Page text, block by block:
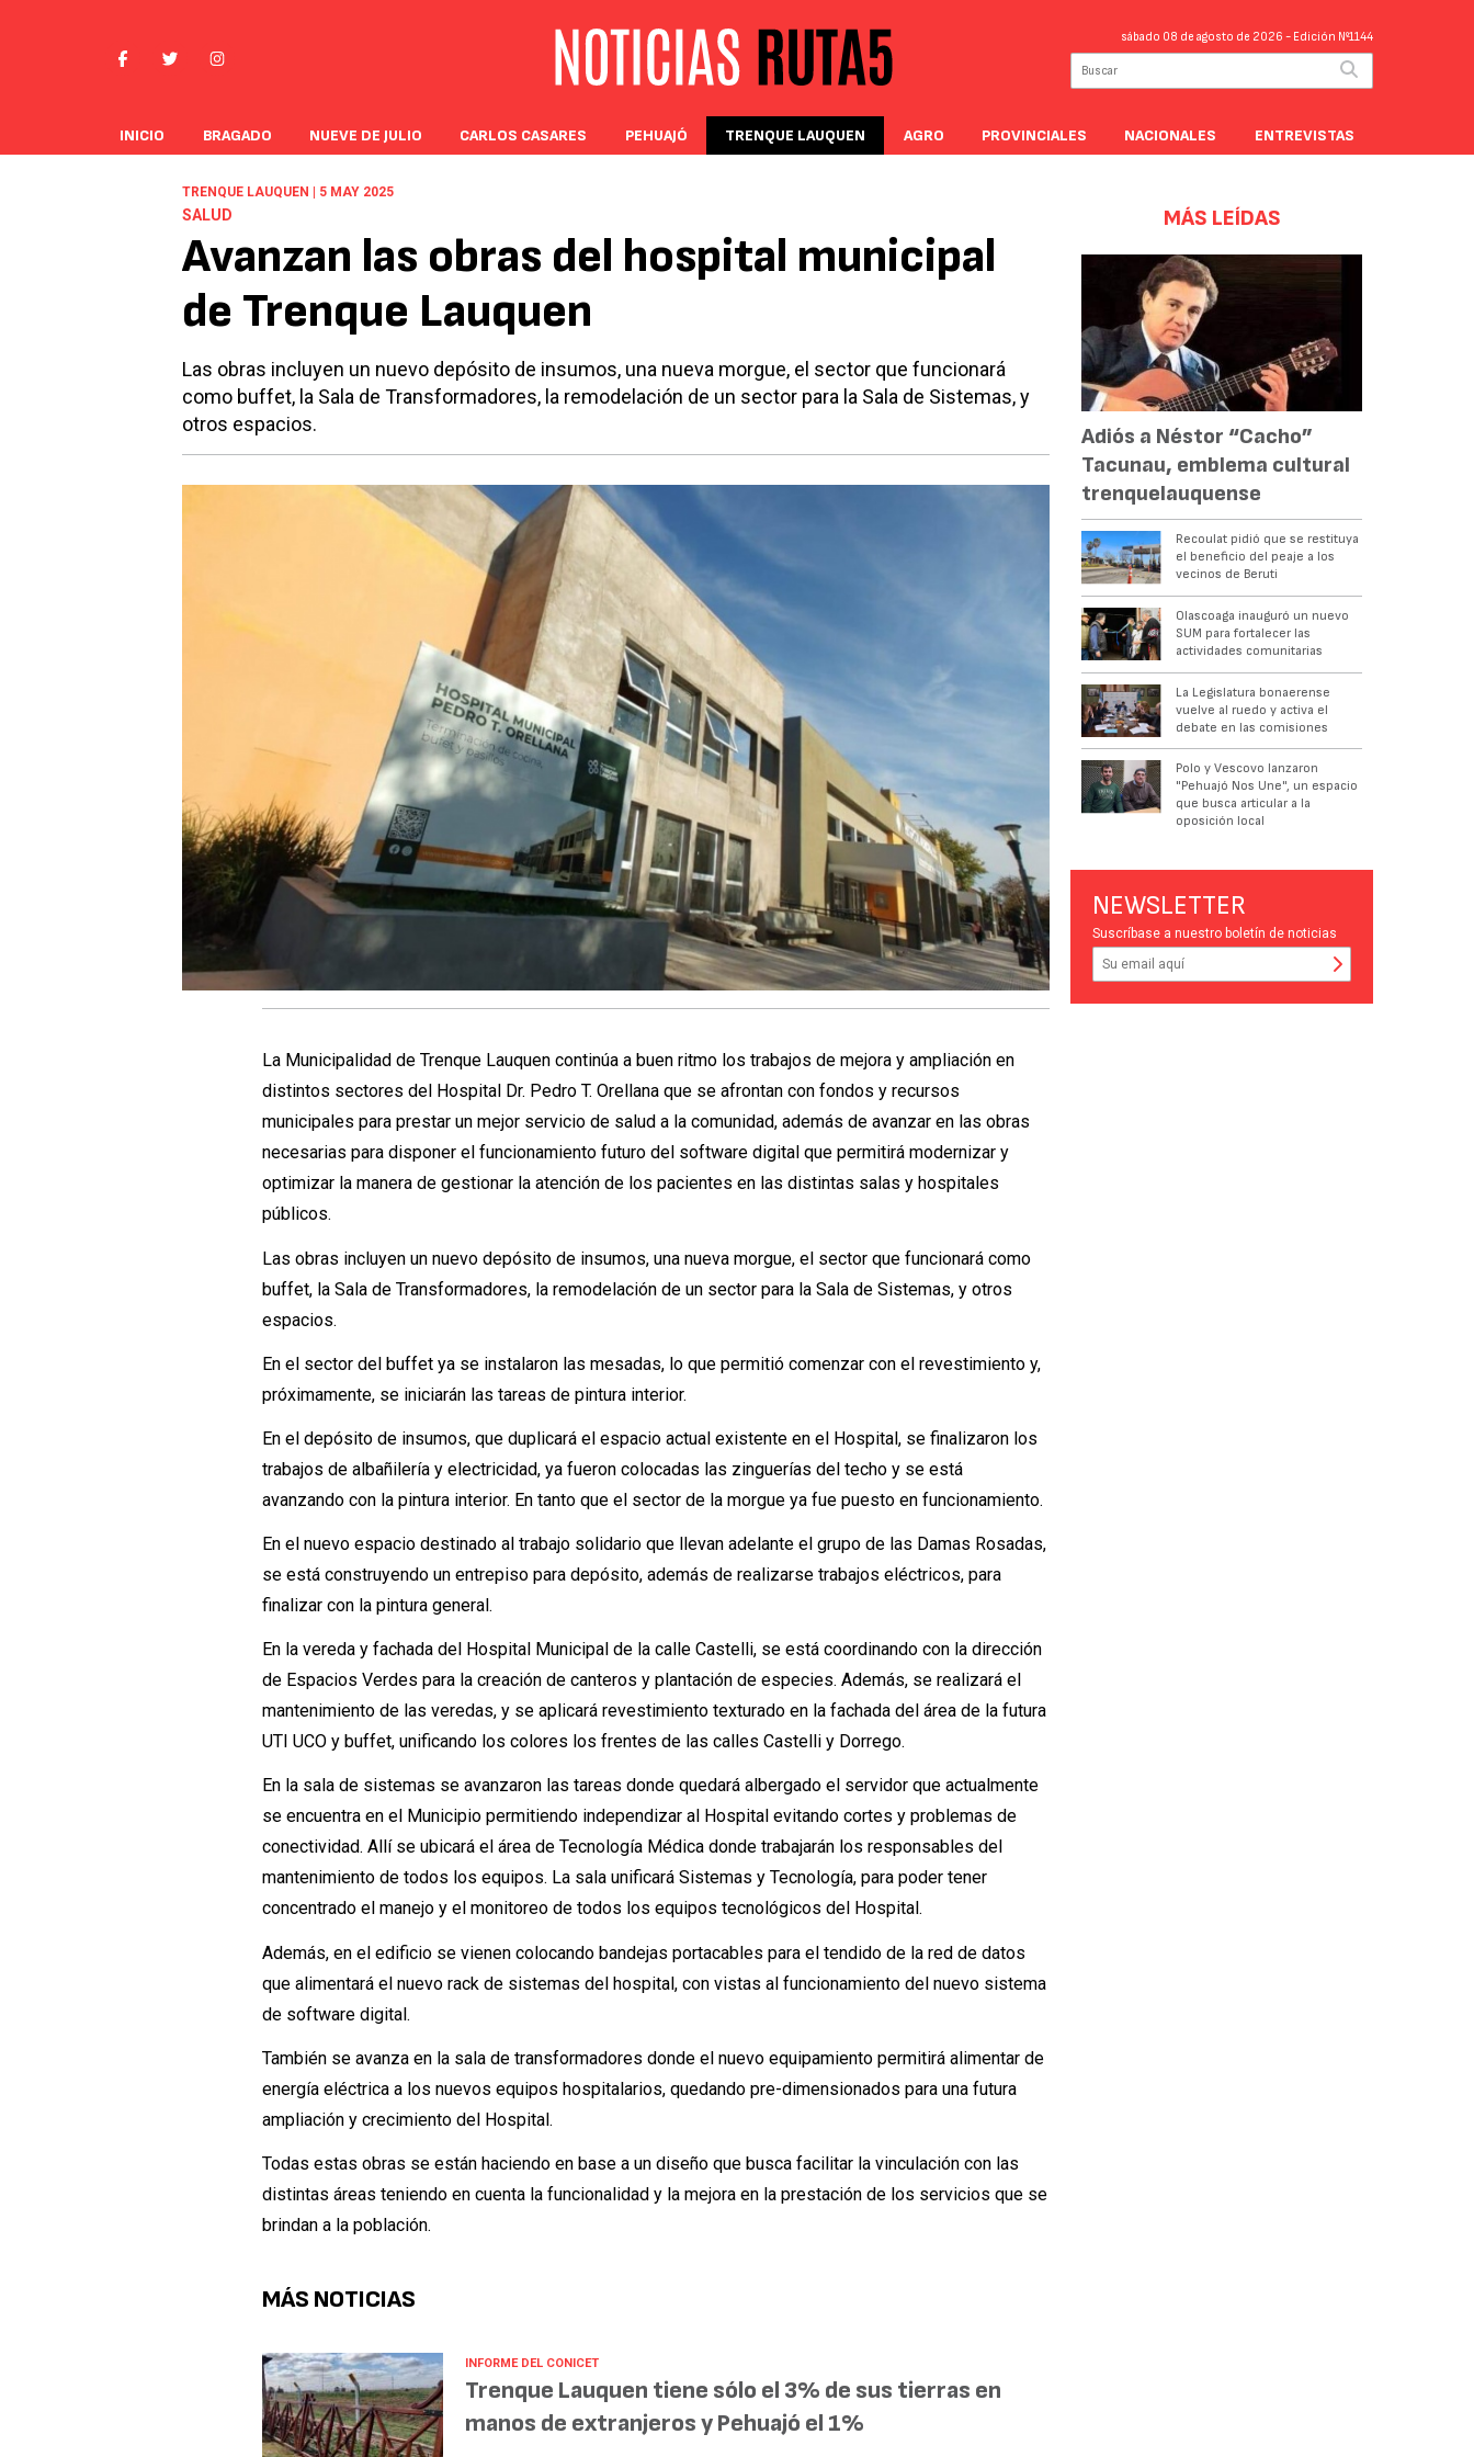
sábado 08 de agosto de 2026 - Edición Nº1144
INICIO BRAGADO NUEVE DE JULIO CARLOS CASARES PEHUAJÓ TRENQUE LAUQUEN AGRO PROVINCIALES NACIONALES ENTREVISTAS
TRENQUE LAUQUEN | 5 MAY 2025
SALUD
Avanzan las obras del hospital municipal
de Trenque Lauquen
Las obras incluyen un nuevo depósito de insumos, una nueva morgue, el sector que funcionará
como buffet, la Sala de Transformadores, la remodelación de un sector para la Sala de Sistemas, y
otros espacios.
La Municipalidad de Trenque Lauquen continúa a buen ritmo los trabajos de mejora y ampliación en
distintos sectores del Hospital Dr. Pedro T. Orellana que se afrontan con fondos y recursos
municipales para prestar un mejor servicio de salud a la comunidad, además de avanzar en las obras
necesarias para disponer el funcionamiento futuro del software digital que permitirá modernizar y
optimizar la manera de gestionar la atención de los pacientes en las distintas salas y hospitales
públicos.
Las obras incluyen un nuevo depósito de insumos, una nueva morgue, el sector que funcionará como
buffet, la Sala de Transformadores, la remodelación de un sector para la Sala de Sistemas, y otros
espacios.
En el sector del buffet ya se instalaron las mesadas, lo que permitió comenzar con el revestimiento y,
próximamente, se iniciarán las tareas de pintura interior.
En el depósito de insumos, que duplicará el espacio actual existente en el Hospital, se finalizaron los
trabajos de albañilería y electricidad, ya fueron colocadas las zinguerías del techo y se está
avanzando con la pintura interior. En tanto que el sector de la morgue ya fue puesto en funcionamiento.
En el nuevo espacio destinado al trabajo solidario que llevan adelante el grupo de las Damas Rosadas,
se está construyendo un entrepiso para depósito, además de realizarse trabajos eléctricos, para
finalizar con la pintura general.
En la vereda y fachada del Hospital Municipal de la calle Castelli, se está coordinando con la dirección
de Espacios Verdes para la creación de canteros y plantación de especies. Además, se realizará el
mantenimiento de las veredas, y se aplicará revestimiento texturado en la fachada del área de la futura
UTI UCO y buffet, unificando los colores los frentes de las calles Castelli y Dorrego.
En la sala de sistemas se avanzaron las tareas donde quedará albergado el servidor que actualmente
se encuentra en el Municipio permitiendo independizar al Hospital evitando cortes y problemas de
conectividad. Allí se ubicará el área de Tecnología Médica donde trabajarán los responsables del
mantenimiento de todos los equipos. La sala unificará Sistemas y Tecnología, para poder tener
concentrado el manejo y el monitoreo de todos los equipos tecnológicos del Hospital.
Además, en el edificio se vienen colocando bandejas portacables para el tendido de la red de datos
que alimentará el nuevo rack de sistemas del hospital, con vistas al funcionamiento del nuevo sistema
de software digital.
También se avanza en la sala de transformadores donde el nuevo equipamiento permitirá alimentar de
energía eléctrica a los nuevos equipos hospitalarios, quedando pre-dimensionados para una futura
ampliación y crecimiento del Hospital.
Todas estas obras se están haciendo en base a un diseño que busca facilitar la vinculación con las
distintas áreas teniendo en cuenta la funcionalidad y la mejora en la prestación de los servicios que se
brindan a la población.
MÁS NOTICIAS
INFORME DEL CONICET
Trenque Lauquen tiene sólo el 3% de sus tierras en
manos de extranjeros y Pehuajó el 1%
MÁS LEÍDAS
Adiós a Néstor “Cacho”
Tacunau, emblema cultural
trenquelauquense
Recoulat pidió que se restituya
el beneficio del peaje a los
vecinos de Beruti
Olascoaga inauguró un nuevo
SUM para fortalecer las
actividades comunitarias
La Legislatura bonaerense
vuelve al ruedo y activa el
debate en las comisiones
Polo y Vescovo lanzaron
"Pehuajó Nos Une", un espacio
que busca articular a la
oposición local
NEWSLETTER
Suscríbase a nuestro boletín de noticias